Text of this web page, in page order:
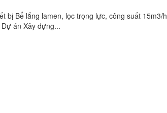
bị Bể lắng lamen, lọc trọng lực, công suất 15m3/
án Xây dựng...